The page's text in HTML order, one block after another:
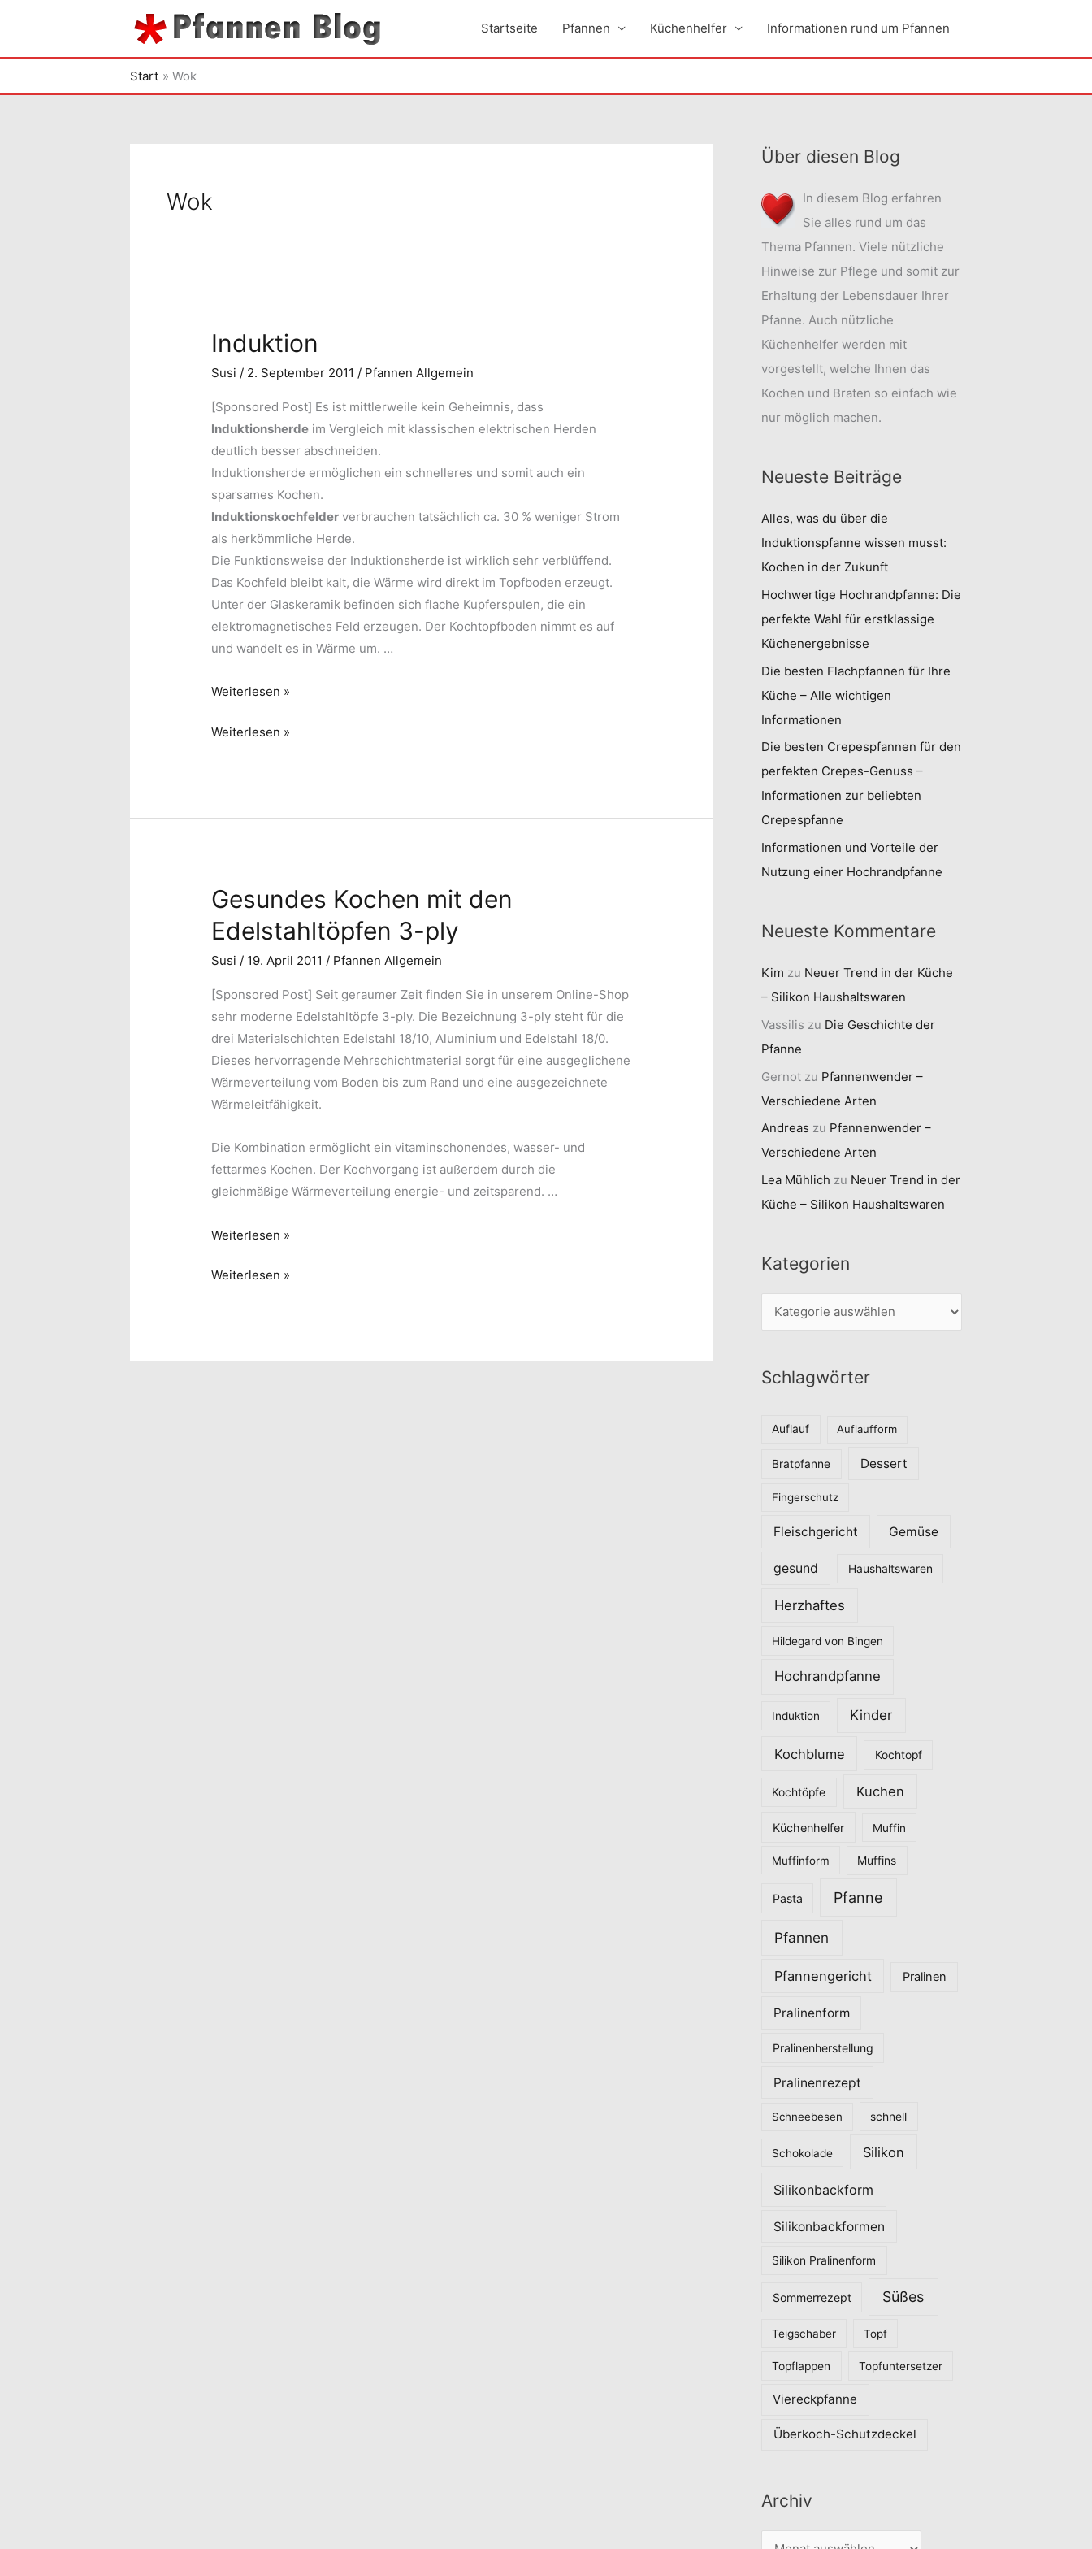
springen
Startseite Pfannen Küchenhelfer Informationen rund um Pfannen
Start Wok
Wok
Induktion
Susi / 2. September 2011 / Pfannen Allgemein
[Sponsored Post] Es ist mittlerweile kein Geheimnis, dass
Induktionsherde im Vergleich mit klassischen elektrischen Herden
deutlich besser abschneiden.
Induktionsherde ermöglichen ein schnelleres und somit auch ein
sparsames Kochen.
Induktionskochfelder verbrauchen tatsächlich ca. 30 % weniger Strom
als herkömmliche Herde.
Die Funktionsweise der Induktionsherde ist wirklich sehr verblüffend.
Das Kochfeld bleibt kalt, die Wärme wird direkt im Topfboden erzeugt.
Unter der Glaskeramik befinden sich flache Kupferspulen, die ein
elektromagnetisches Feld erzeugen. Der Kochtopfboden nimmt es auf
und wandelt es in Wärme um. …
Induktion
Weiterlesen »
Induktion
Weiterlesen »
Gesundes Kochen mit den
Edelstahltöpfen 3-ply
Susi / 19. April 2011 / Pfannen Allgemein
[Sponsored Post] Seit geraumer Zeit finden Sie in unserem Online-Shop
sehr moderne Edelstahltöpfe 3-ply. Die Bezeichnung 3-ply steht für die
drei Materialschichten Edelstahl 18/10, Aluminium und Edelstahl 18/0.
Dieses hervorragende Mehrschichtmaterial sorgt für eine ausgeglichene
Wärmeverteilung vom Boden bis zum Rand und eine ausgezeichnete
Wärmeleitfähigkeit.
Die Kombination ermöglicht ein vitaminschonendes, wasser- und
fettarmes Kochen. Der Kochvorgang ist außerdem durch die
gleichmäßige Wärmeverteilung energie- und zeitsparend. …
Gesundes
mit
Weiterlesen »
Gesundes
Weiterlesen »
Über diesen Blog
In diesem Blog erfahren
Sie alles rund um das
Thema Pfannen. Viele nützliche
Hinweise zur Pflege und somit zur
Erhaltung der Lebensdauer Ihrer
Pfanne. Auch nützliche
Küchenhelfer werden mit
vorgestellt, welche Ihnen das
Kochen und Braten so einfach wie
nur möglich machen.
Neueste Beiträge
Alles, was du über die
Induktionspfanne wissen musst:
Kochen in der Zukunft
Hochwertige Hochrandpfanne: Die
perfekte Wahl für erstklassige
Küchenergebnisse
Die besten Flachpfannen für Ihre
Küche – Alle wichtigen
Informationen
Die besten Crepespfannen für den
perfekten Crepes-Genuss –
Informationen zur beliebten
Crepespfanne
Informationen und Vorteile der
Nutzung einer Hochrandpfanne
Neueste Kommentare
Kim zu Neuer Trend in der Küche
– Silikon Haushaltswaren
Vassilis zu Die Geschichte der
Pfanne
Gernotzu Pfannenwender –
Verschiedene Arten
Andreas zu Pfannenwender –
Verschiedene Arten
Lea Mühlich zu Neuer Trend in der
Küche – Silikon Haushaltswaren
Kategorien
a
e
Schlagwörter
Auflauf Auflaufform
Bratpfanne Dessert
Fingerschutz
Fleischgericht Gemüse
gesund Haushaltswaren
Herzhaftes
Hildegard von Bingen
Hochrandpfanne
Induktion Kinder
Kochblume Kochtopf
Kochtöpfe Kuchen
Küchenhelfer Muffin
Muffinform Muffins
Pasta Pfanne
Pfannen
Pfannengericht Pralinen
Pralinenform
Pralinenherstellung
Pralinenrezept
Schneebesen schnell
Schokolade Silikon
Silikonbackform
Silikonbackformen
Silikon Pralinenform
Sommerrezept Süßes
Teigschaber Topf
Topflappen Topfuntersetzer
Viereckpfanne
Überkoch-Schutzdeckel
Archiv